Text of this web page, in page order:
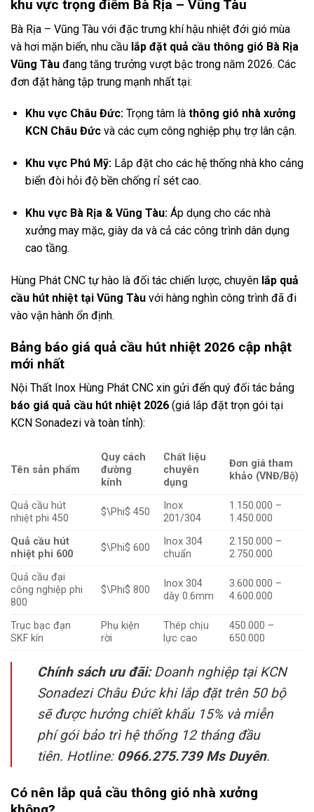
khu vực trọng điểm Bà Rịa – Vũng Tàu
Bà Rịa – Vũng Tàu với đặc trưng khí hậu nhiệt đới gió mùa
và hơi mặn biển, nhu cầu lắp đặt quả cầu thông gió Bà Rịa
Vũng Tàu đang tăng trưởng vượt bậc trong năm 2026. Các
đơn đặt hàng tập trung mạnh nhất tại:
Khu vực Châu Đức:Trọng tâm là thông gió nhà xưởng
KCN Châu Đứcvà các cụm công nghiệp phụ trợ lân cận.
Khu vực Phú Mỹ:Lắp đặt cho các hệ thống nhà kho cảng
biển đòi hỏi độ bền chống rỉ sét cao.
Khu vực Bà Rịa & Vũng Tàu:Áp dụng cho các nhà
xưởng may mặc, giày da và cả các công trình dân dụng
cao tầng.
Hùng Phát CNC tự hào là đối tác chiến lược, chuyên lắp quả
cầu hút nhiệt tại Vũng Tàu với hàng nghìn công trình đã đi
vào vận hành ổn định.
Bảng báo giá quả cầu hút nhiệt 2026 cập nhật
mới nhất
Nội Thất Inox Hùng Phát CNC xin gửi đến quý đối tác bảng
báo giá quả cầu hút nhiệt 2026 (giá lắp đặt trọn gói tại
KCN Sonadezi và toàn tỉnh):
Tên sản phẩm
Quy cách
đường
kính
Chất liệu
chuyên
dụng
Đơn giá tham
khảo (VNĐ/Bộ)
Quả cầu hút
nhiệt phi 450
$\Phi$ 450
Inox
201/304
1.150.000 –
1.450.000
Quả cầu hút
nhiệt phi 600
$\Phi$ 600
Inox 304
chuẩn
2.150.000 –
2.750.000
Quả cầu đại
công nghiệp phi
800
$\Phi$ 800
Inox 304
dày 0.6mm
3.600.000 –
4.600.000
Trục bạc đạn
SKF kín
Phụ kiện
rời
Thép chịu
lực cao
450.000 –
650.000
Chính sách ưu đãi:Doanh nghiệp tại KCN
Sonadezi Châu Đức khi lắp đặt trên 50 bộ
sẽ được hưởng chiết khấu 15% và miễn
phí gói bảo trì hệ thống 12 tháng đầu
tiên. Hotline: 0966.275.739 Ms Duyên.
Có nên lắp quả cầu thông gió nhà xưởng